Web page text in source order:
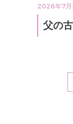
2026年7月
父の古